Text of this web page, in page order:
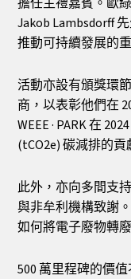
Jakob Lambsdorff
推動可持續發展的
活動亦設有頒獎環
商，以表彰他們在
WEEE · PARK 在
(tCO2e) 碳減排的貢
此外，亦向多間支
與非牟利機構致謝
如何將電子廢物轉
500 萬里程碑的價